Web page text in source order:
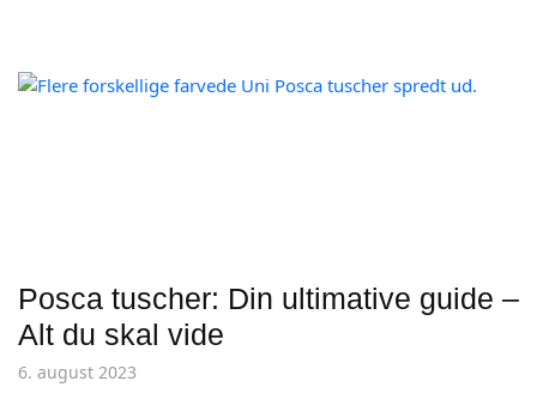
Posca tuscher: Din ultimative guide –
Alt du skal vide
6. august 2023